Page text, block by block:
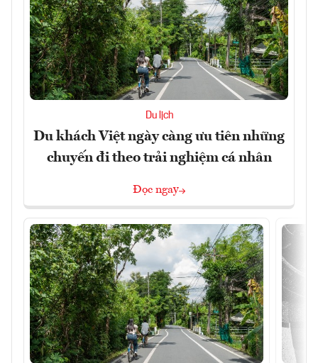
Du lịch
Du khách Việt ngày càng ưu tiên những
chuyến đi theo trải nghiệm cá nhân
Đọc ngay